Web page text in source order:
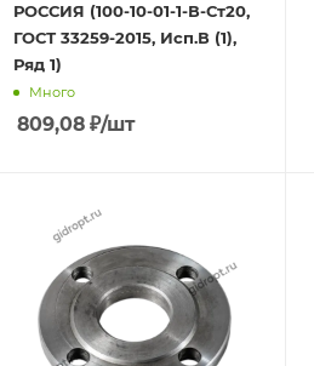
РОССИЯ (100-10-01-1-В-Ст20,
ГОСТ 33259-2015, Исп.В (1),
Ряд 1)
Много
809,08 ₽/шт